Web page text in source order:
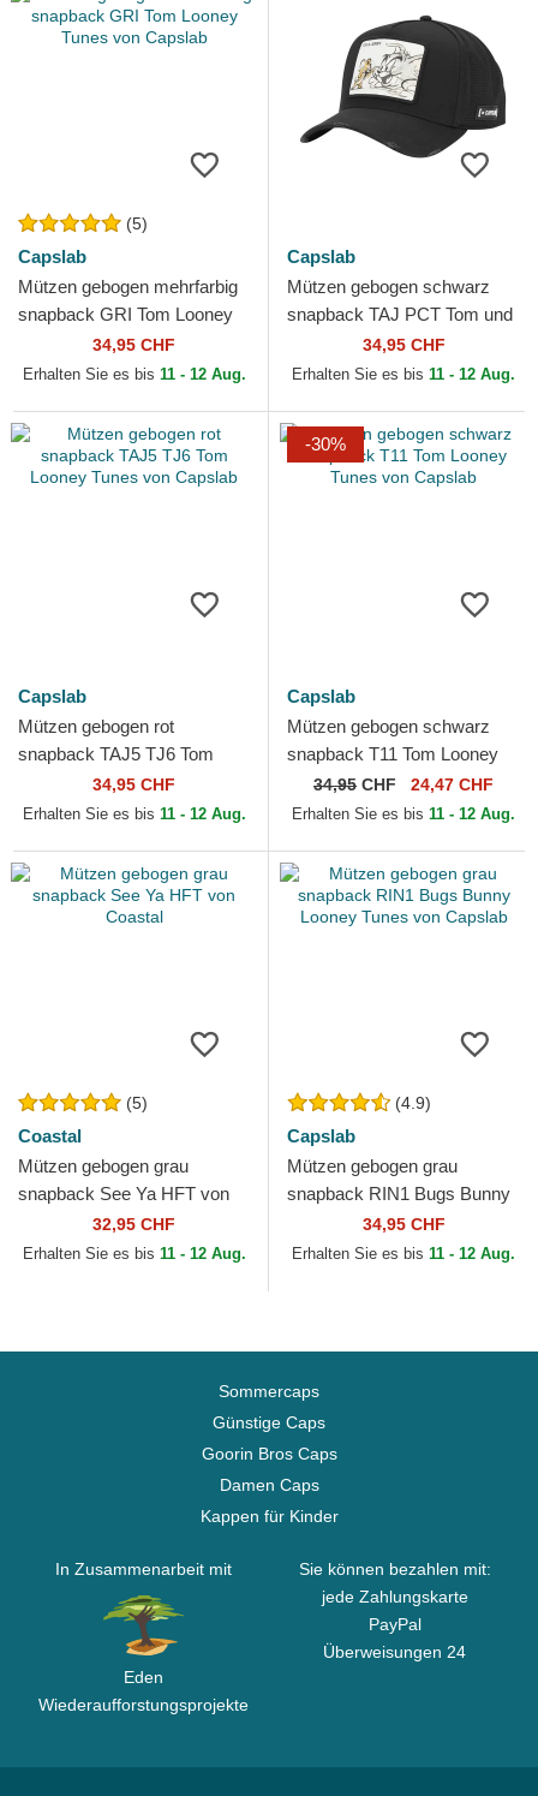
(5)
Capslab
Mützen gebogen mehrfarbig
snapback GRI Tom Looney
Tunes von Capslab
34,95 CHF
Erhalten Sie es bis 11 - 12 Aug.
Capslab
Mützen gebogen schwarz
snapback TAJ PCT Tom und
Jerry Looney Tunes von
Capslab
34,95 CHF
Erhalten Sie es bis 11 - 12 Aug.
Capslab
Mützen gebogen rot
snapback TAJ5 TJ6 Tom
Looney Tunes von Capslab
34,95 CHF
Erhalten Sie es bis 11 - 12 Aug.
-30%
Capslab
Mützen gebogen schwarz
snapback T11 Tom Looney
Tunes von Capslab
34,95 CHF 24,47 CHF
Erhalten Sie es bis 11 - 12 Aug.
(5)
Coastal
Mützen gebogen grau
snapback See Ya HFT von
32,95 CHF
Erhalten Sie es bis 11 - 12 Aug.
(4.9)
Capslab
Mützen gebogen grau
snapback RIN1 Bugs Bunny
Looney Tunes von Capslab
34,95 CHF
Erhalten Sie es bis 11 - 12 Aug.
Sommercaps
Günstige Caps
Goorin Bros Caps
Damen Caps
Kappen für Kinder
In Zusammenarbeit mit
Eden
Wiederaufforstungsprojekte
Sie können bezahlen mit:
jede Zahlungskarte
PayPal
Überweisungen 24